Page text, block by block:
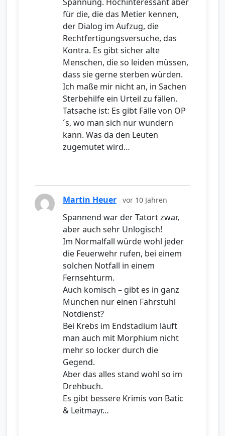
für die, die das Metier kennen,
der Dialog im Aufzug, die
Rechtfertigungsversuche, das
Kontra. Es gibt sicher alte
Menschen, die so leiden müssen,
dass sie gerne sterben würden.
Ich maße mir nicht an, in Sachen
Sterbehilfe ein Urteil zu fällen.
Tatsache ist: Es gibt Fälle von OP
´s, wo man sich nur wundern
kann. Was da den Leuten
zugemutet wird…
Martin Heuer vor 10 Jahren
Spannend war der Tatort zwar,
aber auch sehr Unlogisch!
Im Normalfall würde wohl jeder
die Feuerwehr rufen, bei einem
solchen Notfall in einem
Fernsehturm.
Auch komisch – gibt es in ganz
München nur einen Fahrstuhl
Notdienst?
Bei Krebs im Endstadium läuft
man auch mit Morphium nicht
mehr so locker durch die
Gegend.
Aber das alles stand wohl so im
Drehbuch.
Es gibt bessere Krimis von Batic
& Leitmayr…